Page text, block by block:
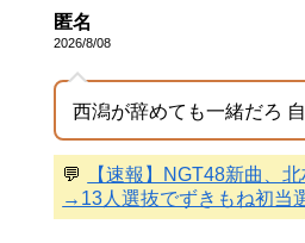
匿名
2026/8/08
西潟が辞めても一緒だろ
💬
【速報】NGT48新曲、
→13人選抜でずきもね初当